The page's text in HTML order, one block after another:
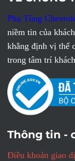
Phụ Tùng
niềm tin của
khẳng định vị thế
trong tâm trí
Thông tin -
Điều khoản giao